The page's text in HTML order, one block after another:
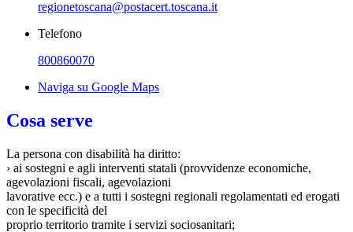
regionetoscana@postacert.toscana.it
Telefono
800860070
Naviga su Google Maps
Cosa serve
La persona con disabilità ha diritto:
› ai sostegni e agli interventi statali (provvidenze economiche,
agevolazioni fiscali, agevolazioni
lavorative ecc.) e a tutti i sostegni regionali regolamentati ed erogati
con le specificità del
proprio territorio tramite i servizi sociosanitari;